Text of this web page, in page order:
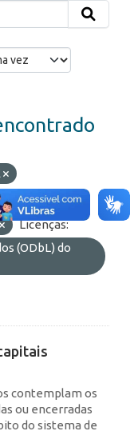
Licenças:
(ODbL) do
contemplam os
ou encerradas
do sistema de